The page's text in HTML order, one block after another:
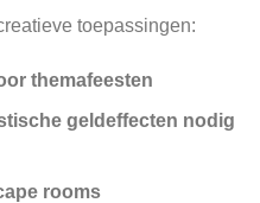
toepassingen:
themafeesten
geldeffecten nodig
rooms